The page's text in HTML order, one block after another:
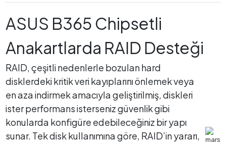
ASUS B365 Chipsetli
Anakartlarda RAID Desteği
RAID, çeşitli nedenlerle bozulan hard
disklerdeki kritik veri kayıplarını önlemek veya
en aza indirmek amacıyla geliştirilmiş, diskleri
ister performans isterseniz güvenlik gibi
konularda konfigüre edebileceğiniz bir yapı
sunar. Tek disk kullanımına göre, RAID’in yararı,